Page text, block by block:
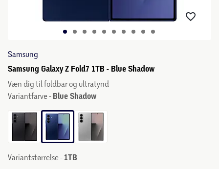
Samsung
Samsung Galaxy Z Fold7 1TB - Blue Shadow
Væn dig til foldbar og ultratynd
Variantfarve - Blue Shadow
Variantstørrelse - 1TB